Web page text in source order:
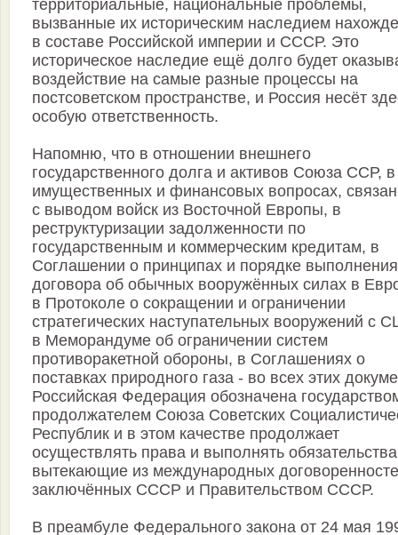
территориальные, национальные проблемы,
вызванные их историческим наследием
в составе Российской империи и СССР. Это
историческое наследие ещё долго будет
воздействие на самые разные процессы на
постсоветском пространстве, и Россия несёт
особую ответственность.
Напомню, что в отношении внешнего
государственного долга и активов Союза ССР, в
имущественных и финансовых вопросах,
с выводом войск из Восточной Европы, в
реструктуризации задолженности по
государственным и коммерческим кредитам, в
Соглашении о принципах и порядке выполнения
договора об обычных вооружённых силах в
в Протоколе о сокращении и ограничении
стратегических наступательных вооружений с
в Меморандуме об ограничении систем
противоракетной обороны, в Соглашениях о
поставках природного газа - во всех этих
Российская Федерация обозначена
продолжателем Союза Советских
Республик и в этом качестве продолжает
осуществлять права и выполнять
вытекающие из международных
заключённых СССР и Правительством СССР.
В преамбуле Федерального закона от 24 мая